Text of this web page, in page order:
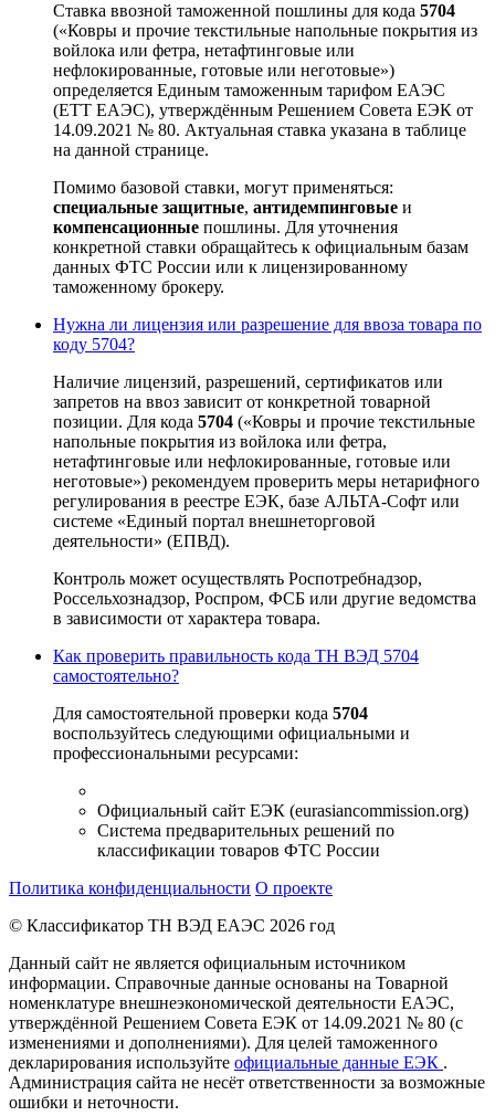
Ставка ввозной таможенной пошлины для кода 5704
(«Ковры и прочие текстильные напольные покрытия из
войлока или фетра, нетафтинговые или
нефлокированные, готовые или неготовые»)
определяется Единым таможенным тарифом ЕАЭС
(ЕТТ ЕАЭС), утверждённым Решением Совета ЕЭК от
14.09.2021 № 80. Актуальная ставка указана в таблице
на данной странице.
Помимо базовой ставки, могут применяться:
специальные защитные, антидемпинговые и
компенсационные пошлины. Для уточнения
конкретной ставки обращайтесь к официальным базам
данных ФТС России или к лицензированному
таможенному брокеру.
Нужна ли лицензия или разрешение для ввоза товара по
коду 5704?
Наличие лицензий, разрешений, сертификатов или
запретов на ввоз зависит от конкретной товарной
позиции. Для кода 5704 («Ковры и прочие текстильные
напольные покрытия из войлока или фетра,
нетафтинговые или нефлокированные, готовые или
неготовые») рекомендуем проверить меры нетарифного
регулирования в реестре ЕЭК, базе АЛЬТА-Софт или
системе «Единый портал внешнеторговой
деятельности» (ЕПВД).
Контроль может осуществлять Роспотребнадзор,
Россельхознадзор, Роспром, ФСБ или другие ведомства
в зависимости от характера товара.
Как проверить правильность кода ТН ВЭД 5704
самостоятельно?
Для самостоятельной проверки кода 5704
воспользуйтесь следующими официальными и
профессиональными ресурсами:
Официальный сайт ЕЭК (eurasiancommission.org)
Система предварительных решений по
классификации товаров ФТС России
Политика конфиденциальности О проекте
© Классификатор ТН ВЭД ЕАЭС 2026 год
Данный сайт не является официальным источником
информации. Справочные данные основаны на Товарной
номенклатуре внешнеэкономической деятельности ЕАЭС,
утверждённой Решением Совета ЕЭК от 14.09.2021 № 80 (с
изменениями и дополнениями). Для целей таможенного
декларирования используйте официальные данные ЕЭК .
Администрация сайта не несёт ответственности за возможные
ошибки и неточности.